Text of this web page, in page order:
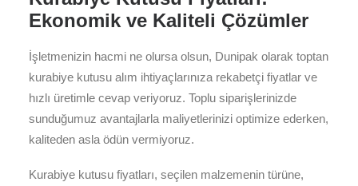
Ekonomik ve Kaliteli Çözümler
İşletmenizin hacmi ne olursa olsun, Dunipak olarak toptan
kurabiye kutusu alım ihtiyaçlarınıza rekabetçi fiyatlar ve
hızlı üretimle cevap veriyoruz. Toplu siparişlerinizde
sunduğumuz avantajlarla maliyetlerinizi optimize ederken,
kaliteden asla ödün vermiyoruz.
Kurabiye kutusu fiyatları, seçilen malzemenin türüne,